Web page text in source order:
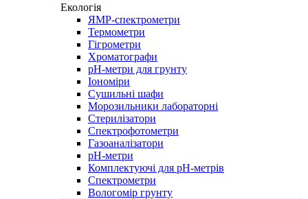
Екологія
ЯМР-cпектрометри
Термометри
Гігрометри
Хроматографи
pH-метри для грунту
Іономіри
Сушильні шафи
Морозильники лабораторні
Стерилізатори
Спектрофотометри
Газоаналізатори
pH-метри
Комплектуючі для pH-метрів
Спектрометри
Вологомір грунту